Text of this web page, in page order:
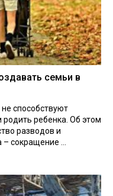
семьи в
способствуют
ребенка. Об этом
разводов и
сокращение ...